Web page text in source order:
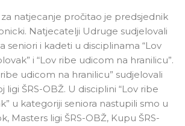
za natjecanje pročitao je predsjednik
Natjecatelji Udruge sudjelovali
seniori i kadeti u disciplinama “Lov
i “Lov ribe udicom na hranilicu”.
udicom na hranilicu” sudjelovali
ligi ŠRS-OBŽ. U disciplini “Lov ribe
u kategoriji seniora nastupili smo u
Masters ligi ŠRS-OBŽ, Kupu ŠRS-